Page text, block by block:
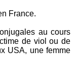
France.
au cours
de viol ou de
USA, une femme